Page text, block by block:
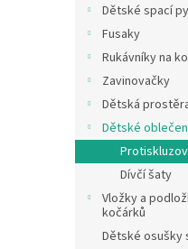
l
Dětské spací
Fusaky
Rukávníky na
Zavinovačky
Dětská
Dětské
Dívčí šaty
Vložky a
kočárků
Dětské osušky